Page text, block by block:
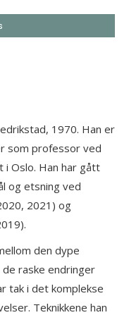
1970. Han er
som professor ved
Oslo. Han har gått
og etsning ved
2021) og
den dype
raske endringer
tak i det komplekse
Teknikkene han